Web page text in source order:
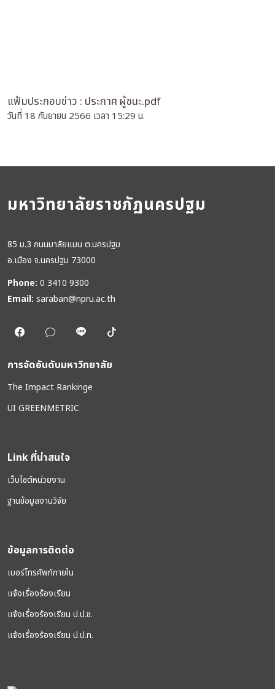
แฟ้มประกอบข่าว : ประกาศ ผู้ชนะ.pdf
วันที่ 18 กันยายน 2566 เวลา 15:29 น.
มหาวิทยาลัยราชภัฏนครปฐม
85 ม.3 ถนนมาลัยแมน ต.นครปฐม
อ.เมือง จ.นครปฐม 73000
Phone: 0 3410 9300
Email: saraban@npru.ac.th
การจัดอันดับมหาวิทยาลัย
The Impact Rankinge
UI GREENMETRIC
Link ที่น่าสนใจ
เว็บไซต์หน่วยงาน
ฐานข้อมูลงานวิจัย
ข้อมูลการติดต่อ
เบอร์โทรศัพท์ภายใน
แจ้งเรื่องร้องเรียน
แจ้งเรื่องร้องเรียน ป.ป.ช.
แจ้งเรื่องร้องเรียน ป.ป.ท.